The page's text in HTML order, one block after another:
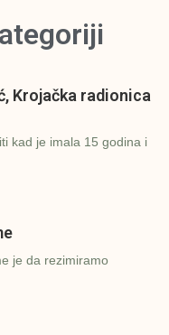
Krojačka radionica
kad je imala 15 godina i
je da rezimiramo